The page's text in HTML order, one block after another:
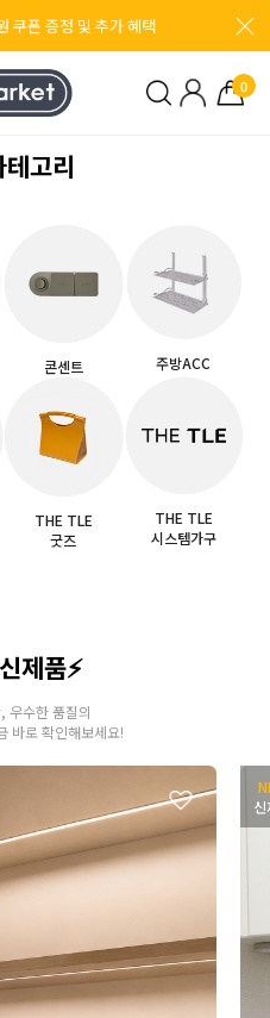
쿠폰 증정 및 추가 혜택
0
고리
콘센트 주방ACC
THE TLE
굿즈
THE TLE
시스템가구
제품⚡
우수한 품질의
바로 확인해보세요!